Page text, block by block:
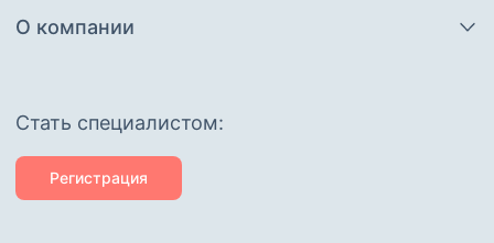
О компании
Cтать специалистом:
Регистрация